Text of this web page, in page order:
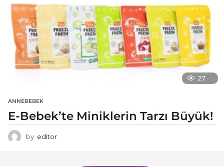
27
ANNEBEBEK
E-Bebek’te Miniklerin Tarzı Büyük!
by editor